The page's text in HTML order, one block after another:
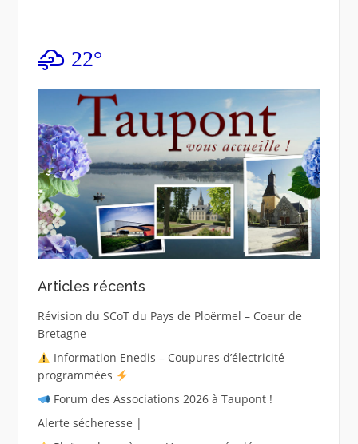
22°
Articles récents
Révision du SCoT du Pays de Ploërmel – Coeur de
Bretagne
Information Enedis – Coupures d’électricité
programmées
Forum des Associations 2026 à Taupont !
Alerte sécheresse |